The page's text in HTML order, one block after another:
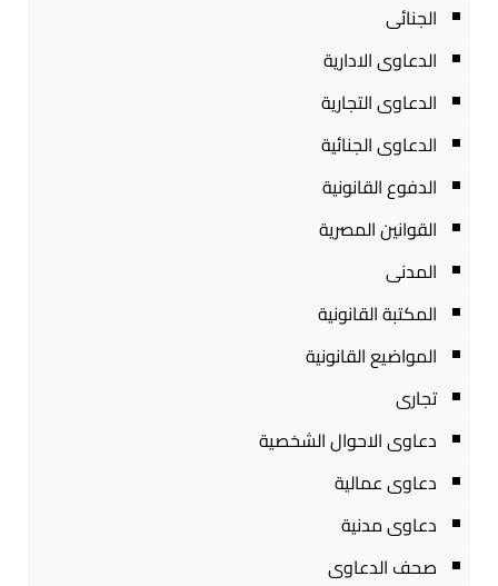
الجنائى
الدعاوى الادارية
الدعاوى التجارية
الدعاوى الجنائية
الدفوع القانونية
القوانين المصرية
المدنى
المكتبة القانونية
المواضيع القانونية
تجارى
دعاوى الاحوال الشخصية
دعاوى عمالية
دعاوى مدنية
صحف الدعاوى